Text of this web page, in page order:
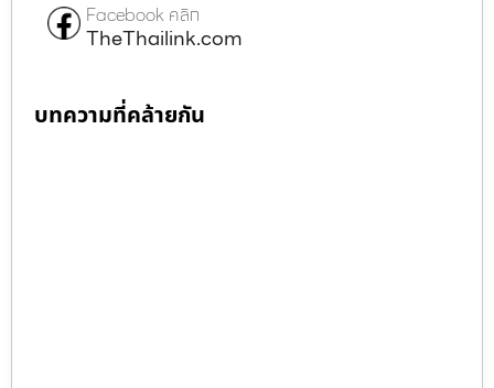
Facebook คลิก
TheThailink.com
บทความที่คล้ายกัน